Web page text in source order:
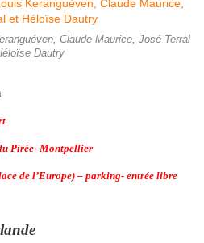
Claude Maurice, José Terral
Dautry
Pirée- Montpellier
de l’Europe) – parking- entrée libre